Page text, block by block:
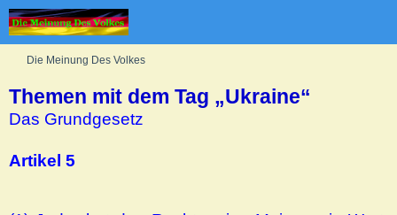
Die Meinung Des Volkes
Themen mit dem Tag „Ukraine“
Das Grundgesetz
Artikel 5